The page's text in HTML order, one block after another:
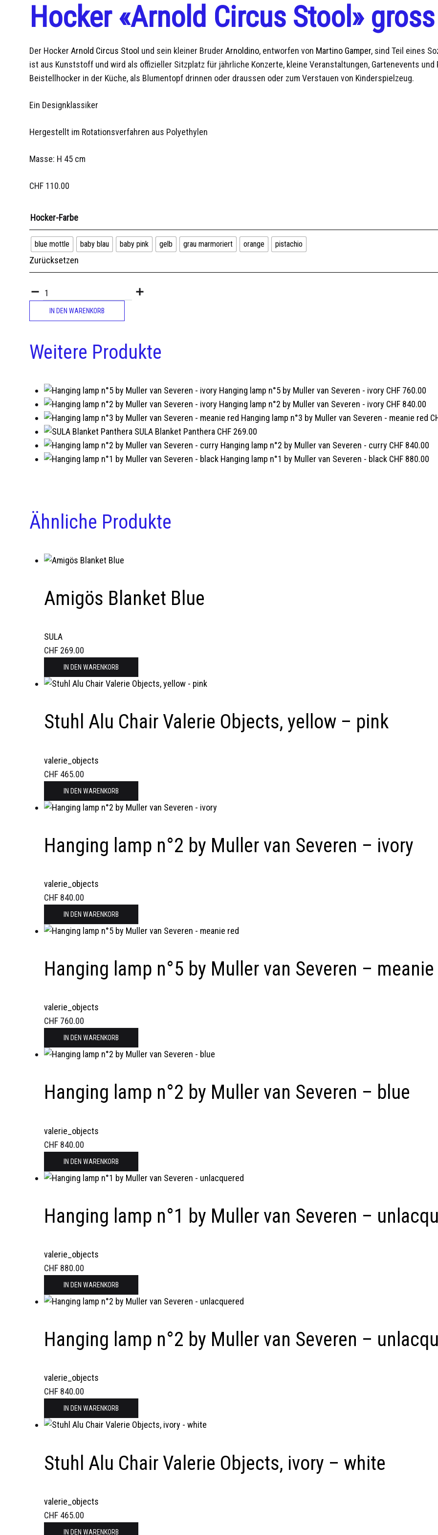
Hocker «Arnold Circus Stool» gross
Der Hocker Arnold Circus Stool und sein kleiner Bruder Arnoldino, entworfen von Martino Gamper, sind Teil eines
ist aus Kunststoff und wird als offizieller Sitzplatz für jährliche Konzerte, kleine Veranstaltungen, Gartenevents
Beistellhocker in der Küche, als Blumentopf drinnen oder draussen oder zum Verstauen von Kinderspielzeug.
Ein Designklassiker
Hergestellt im Rotationsverfahren aus Polyethylen
Masse: H 45 cm
CHF 110.00
Hocker-Farbe
blue mottle baby blau baby pink gelb grau marmoriert orange pistachio
Zurücksetzen
Quantity
IN DEN WARENKORB
Weitere Produkte
Hanging lamp n°5 by Muller van Severen - ivory CHF 760.00
Hanging lamp n°2 by Muller van Severen - ivory CHF 840.00
Hanging lamp n°3 by Muller van Severen - meanie red
SULA Blanket Panthera CHF 269.00
Hanging lamp n°2 by Muller van Severen - curry CHF 840.00
Hanging lamp n°1 by Muller van Severen - black CHF 880.00
Ähnliche Produkte
Amigös Blanket Blue
SULA
CHF 269.00
IN DEN WARENKORB
Stuhl Alu Chair Valerie Objects, yellow – pink
valerie_objects
CHF 465.00
IN DEN WARENKORB
Hanging lamp n°2 by Muller van Severen – ivory
valerie_objects
CHF 840.00
IN DEN WARENKORB
Hanging lamp n°5 by Muller van Severen –
valerie_objects
CHF 760.00
IN DEN WARENKORB
Hanging lamp n°2 by Muller van Severen – blue
valerie_objects
CHF 840.00
IN DEN WARENKORB
Hanging lamp n°1 by Muller van Severen –
valerie_objects
CHF 880.00
IN DEN WARENKORB
Hanging lamp n°2 by Muller van Severen –
valerie_objects
CHF 840.00
IN DEN WARENKORB
Stuhl Alu Chair Valerie Objects, ivory – white
valerie_objects
CHF 465.00
IN DEN WARENKORB